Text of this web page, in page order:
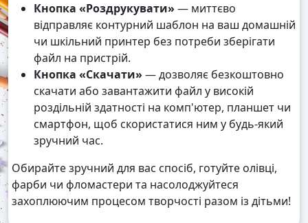
Кнопка «Роздрукувати» — миттєво
відправляє контурний шаблон на ваш домашній
чи шкільний принтер без потреби зберігати
файл на пристрій.
Кнопка «Скачати» — дозволяє безкоштовно
скачати або завантажити файл у високій
роздільній здатності на комп'ютер, планшет чи
смартфон, щоб скористатися ним у будь-який
зручний час.
Обирайте зручний для вас спосіб, готуйте олівці,
фарби чи фломастери та насолоджуйтеся
захоплюючим процесом творчості разом із дітьми!